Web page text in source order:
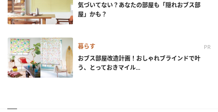
気づいてない？あなたの部屋も「隠れおブス部
屋」かも？
暮らす PR
おブス部屋改造計画！おしゃれブラインドで叶
う、とっておきマイル...